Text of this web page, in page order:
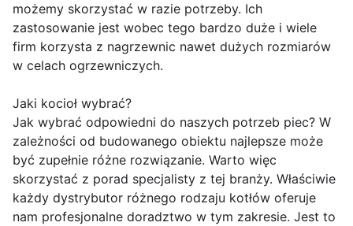
możemy skorzystać w razie potrzeby. Ich
zastosowanie jest wobec tego bardzo duże i wiele
firm korzysta z nagrzewnic nawet dużych rozmiarów
w celach ogrzewniczych.
Jaki kocioł wybrać?
Jak wybrać odpowiedni do naszych potrzeb piec? W
zależności od budowanego obiektu najlepsze może
być zupełnie różne rozwiązanie. Warto więc
skorzystać z porad specjalisty z tej branży. Właściwie
każdy dystrybutor różnego rodzaju kotłów oferuje
nam profesjonalne doradztwo w tym zakresie. Jest to